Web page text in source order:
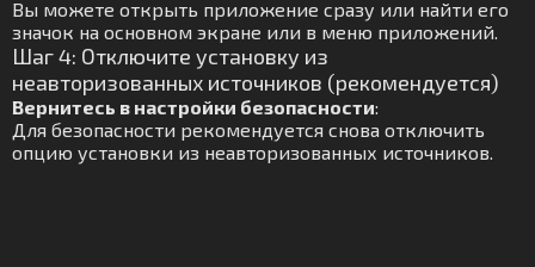
Вы можете открыть приложение сразу или найти его
значок на основном экране или в меню приложений.
Шаг 4: Отключите установку из
неавторизованных источников (рекомендуется)
Вернитесь в настройки безопасности:
Для безопасности рекомендуется снова отключить
опцию установки из неавторизованных источников.